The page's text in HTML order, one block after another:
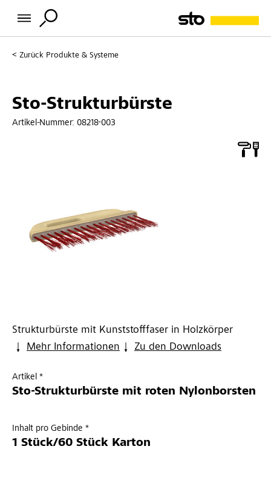
Zurück Produkte & Systeme
Sto-Strukturbürste
Artikel-Nummer: 08218-003
Strukturbürste mit Kunststofffaser in Holzkörper
Mehr Informationen
Zu den Downloads
Artikel *
Sto-Strukturbürste mit roten Nylonborsten
Inhalt pro Gebinde *
1 Stück/60 Stück Karton